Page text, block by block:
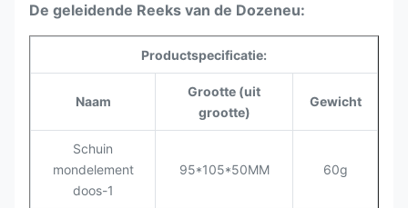
De geleidende Reeks van de Dozeneu:
Productspecificatie:
Naam
Grootte (uit
grootte)
Gewicht
Schuin
mondelement
doos-1
95*105*50MM 60g